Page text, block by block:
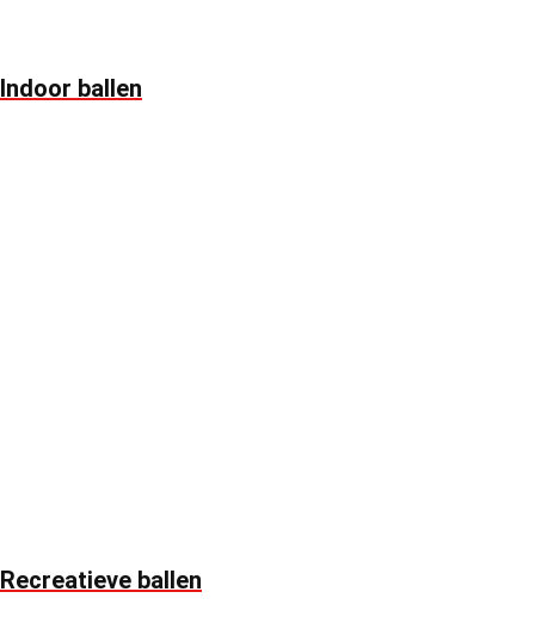
Indoor ballen
Recreatieve ballen